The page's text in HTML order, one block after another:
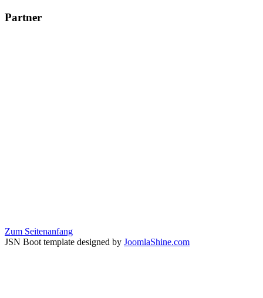
Partner
Zum Seitenanfang
JSN Boot template designed by JoomlaShine.com